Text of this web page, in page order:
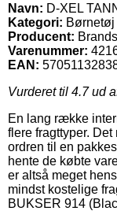
Navn: D-XEL
Kategori: Børnetøj
Producent:
Varenummer:
EAN:
Vurderet til 4.7ud
En lang række
flere fragttyper.
ordren til en
hente de købte
er altså meget
mindst kostelige
BUKSER 914